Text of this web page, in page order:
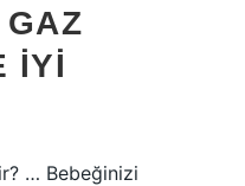
IYI
… Bebeğinizi